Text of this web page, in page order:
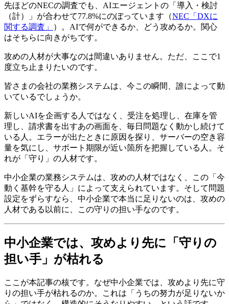
先ほどのNECの調査でも、AIエージェントの「導入・検討
（計）」が合わせて77.8%にのぼっています（NEC「DXに
関する調査」
）。AIで何ができるか、どう攻めるか。関心
はそちらに向きがちです。
攻めの人材が大事なのは間違いありません。ただ、ここで1
度立ち止まりたいのです。
皆さまの会社の業務システムは、今この瞬間、誰によって動
いているでしょうか。
新しいAIを企画する人ではなく、受注を処理し、在庫を管
理し、請求書を出すあの画面を、毎日問題なく動かし続けて
いる人。エラーが出たときに原因を探り、サーバーの空き容
量を気にし、サポート期限が近い箇所を把握している人。そ
れが「守り」の人材です。
中小企業の業務システムは、攻めの人材ではなく、この「今
動く基幹を守る人」によって支えられています。そして問題
設定をずらすなら、中小企業で本当に足りないのは、攻めの
人材である以前に、この守りの担い手なのです。
中小企業では、攻めより先に「守りの
担い手」が枯れる
ここが本記事の核です。なぜ中小企業では、攻めより先に守
りの担い手が枯れるのか。これは「うちの努力が足りないか